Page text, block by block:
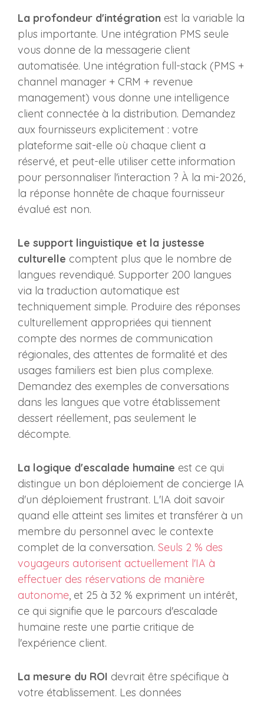
La profondeur d'intégration est la variable la
plus importante. Une intégration PMS seule
vous donne de la messagerie client
automatisée. Une intégration full-stack (PMS +
channel manager + CRM + revenue
management) vous donne une intelligence
client connectée à la distribution. Demandez
aux fournisseurs explicitement : votre
plateforme sait-elle où chaque client a
réservé, et peut-elle utiliser cette information
pour personnaliser l'interaction ? À la mi-2026,
la réponse honnête de chaque fournisseur
évalué est non.
Le support linguistique et la justesse
culturelle comptent plus que le nombre de
langues revendiqué. Supporter 200 langues
via la traduction automatique est
techniquement simple. Produire des réponses
culturellement appropriées qui tiennent
compte des normes de communication
régionales, des attentes de formalité et des
usages familiers est bien plus complexe.
Demandez des exemples de conversations
dans les langues que votre établissement
dessert réellement, pas seulement le
décompte.
La logique d'escalade humaine est ce qui
distingue un bon déploiement de concierge IA
d'un déploiement frustrant. L'IA doit savoir
quand elle atteint ses limites et transférer à un
membre du personnel avec le contexte
complet de la conversation. Seuls 2 % des
voyageurs autorisent actuellement l'IA à
effectuer des réservations de manière
autonome, et 25 à 32 % expriment un intérêt,
ce qui signifie que le parcours d'escalade
humaine reste une partie critique de
l'expérience client.
La mesure du ROI devrait être spécifique à
votre établissement. Les données